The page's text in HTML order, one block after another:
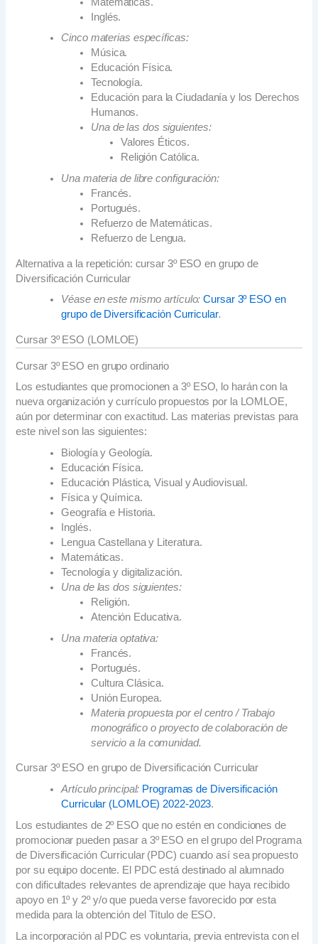
Inglés.
Cinco materias específicas:
Música.
Educación Física.
Tecnología.
Educación para la Ciudadanía y los Derechos
Humanos.
Una de las dos siguientes:
Valores Éticos.
Religión Católica.
Una materia de libre configuración:
Francés.
Portugués.
Refuerzo de Matemáticas.
Refuerzo de Lengua.
Alternativa a la repetición: cursar 3º ESO en grupo de
Diversificación Curricular
Véase en este mismo artículo:Cursar 3º ESO en
grupo de Diversificación Curricular.
Cursar 3º ESO (LOMLOE)
Cursar 3º ESO en grupo ordinario
Los estudiantes que promocionen a 3º ESO, lo harán con la
nueva organización y currículo propuestos por la LOMLOE,
aún por determinar con exactitud. Las materias previstas para
este nivel son las siguientes:
Biología y Geología.
Educación Física.
Educación Plástica, Visual y Audiovisual.
Física y Química.
Geografía e Historia.
Inglés.
Lengua Castellana y Literatura.
Matemáticas.
Tecnología y digitalización.
Una de las dos siguientes:
Religión.
Atención Educativa.
Una materia optativa:
Francés.
Portugués.
Cultura Clásica.
Unión Europea.
Materia propuesta por el centro / Trabajo
monográfico o proyecto de colaboración de
servicio a la comunidad.
Cursar 3º ESO en grupo de Diversificación Curricular
Artículo principal: Programas de Diversificación
Curricular (LOMLOE) 2022-2023.
Los estudiantes de 2º ESO que no estén en condiciones de
promocionar pueden pasar a 3º ESO en el grupo del Programa
de Diversificación Curricular (PDC) cuando así sea propuesto
por su equipo docente. El PDC está destinado al alumnado
con dificultades relevantes de aprendizaje que haya recibido
apoyo en 1º y 2º y/o que pueda verse favorecido por esta
medida para la obtención del Título de ESO.
La incorporación al PDC es voluntaria, previa entrevista con el